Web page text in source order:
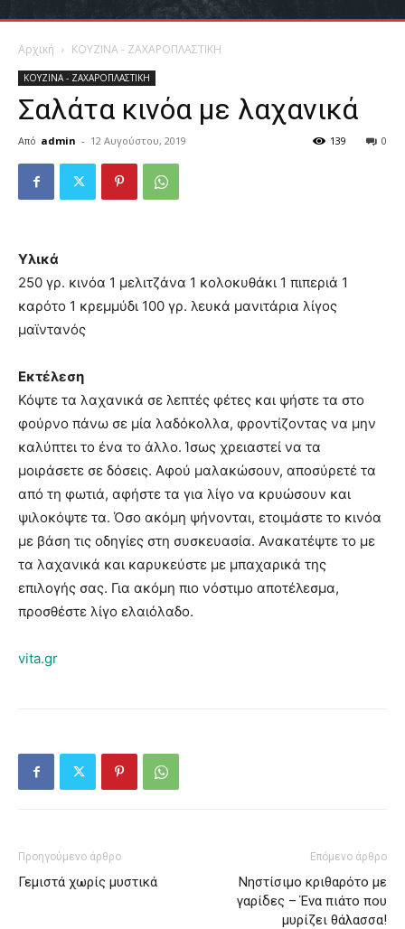
Αρχική ΚΟΥΖΙΝΑ - ΖΑΧΑΡΟΠΛΑΣΤΙΚΗ
ΚΟΥΖΙΝΑ - ΖΑΧΑΡΟΠΛΑΣΤΙΚΗ
Σαλάτα κινόα με λαχανικά
Από admin - 12 Αυγούστου, 2019 0
139
Υλικά
250 γρ. κινόα 1 μελιτζάνα 1 κολοκυθάκι 1 πιπεριά 1
καρότο 1 κρεμμύδι 100 γρ. λευκά μανιτάρια λίγος
μαϊντανός
Εκτέλεση
Κόψτε τα λαχανικά σε λεπτές φέτες και ψήστε τα στο
φούρνο πάνω σε μία λαδόκολλα, φροντίζοντας να μην
καλύπτει το ένα το άλλο. Ίσως χρειαστεί να τα
μοιράσετε σε δόσεις. Αφού μαλακώσουν, αποσύρετέ τα
από τη φωτιά, αφήστε τα για λίγο να κρυώσουν και
ψιλοκόψτε τα. Όσο ακόμη ψήνονται, ετοιμάστε το κινόα
με βάση τις οδηγίες στη συσκευασία. Ανακατέψτε το με
τα λαχανικά και καρυκεύστε με μπαχαρικά της
επιλογής σας. Για ακόμη πιο νόστιμο αποτέλεσμα,
προσθέστε λίγο ελαιόλαδο.
vita.gr
Προηγούμενο άρθρο
Γεμιστά χωρίς μυστικά
Επόμενο άρθρο
Νηστίσιμο κριθαρότο με
γαρίδες – Ένα πιάτο που
μυρίζει θάλασσα!